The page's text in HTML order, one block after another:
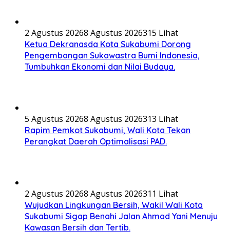
2 Agustus 20268 Agustus 2026315 Lihat
Ketua Dekranasda Kota Sukabumi Dorong
Pengembangan Sukawastra Bumi Indonesia,
Tumbuhkan Ekonomi dan Nilai Budaya.
5 Agustus 20268 Agustus 2026313 Lihat
Rapim Pemkot Sukabumi, Wali Kota Tekan
Perangkat Daerah Optimalisasi PAD.
2 Agustus 20268 Agustus 2026311 Lihat
Wujudkan Lingkungan Bersih, Wakil Wali Kota
Sukabumi Sigap Benahi Jalan Ahmad Yani Menuju
Kawasan Bersih dan Tertib.